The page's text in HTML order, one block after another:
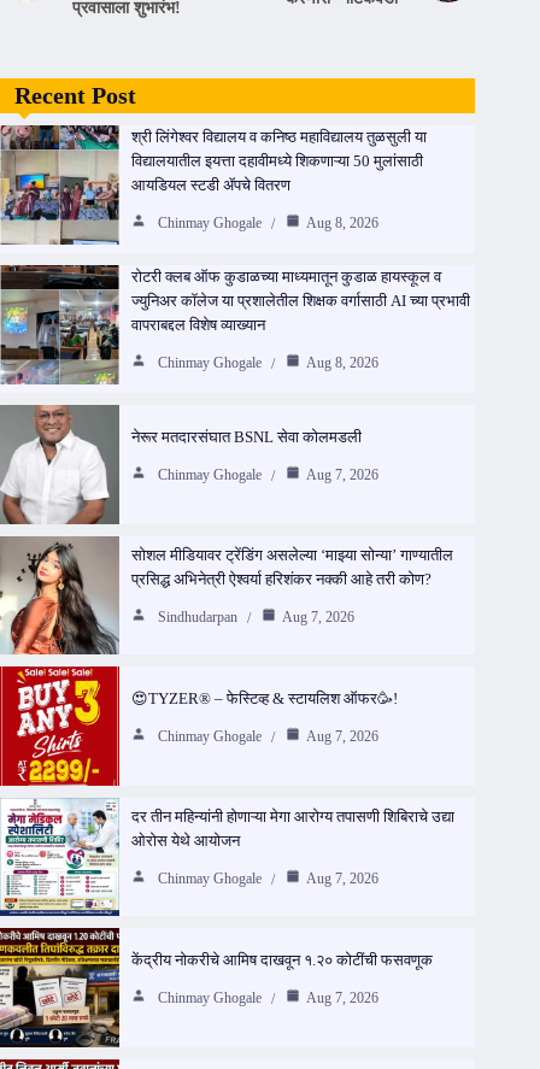
प्रवासाला शुभारंभ!
Recent Post
श्री लिंगेश्वर विद्यालय व कनिष्ठ महाविद्यालय तुळसुली या
विद्यालयातील इयत्ता दहावीमध्ये शिकणाऱ्या 50 मुलांसाठी
आयडियल स्टडी ॲपचे वितरण
Chinmay Ghogale Aug 8, 2026
रोटरी क्लब ऑफ कुडाळच्या माध्यमातून कुडाळ हायस्कूल व
ज्युनिअर कॉलेज या प्रशालेतील शिक्षक वर्गासाठी AI च्या प्रभावी
वापराबद्दल विशेष व्याख्यान
Chinmay Ghogale Aug 8, 2026
नेरूर मतदारसंघात BSNL सेवा कोलमडली
Chinmay Ghogale Aug 7, 2026
सोशल मीडियावर ट्रेंडिंग असलेल्या ‘माझ्या सोन्या’ गाण्यातील
प्रसिद्ध अभिनेत्री ऐश्वर्या हरिशंकर नक्की आहे तरी कोण?
Sindhudarpan Aug 7, 2026
😍TYZER® – फेस्टिव्ह & स्टायलिश ऑफर🥳!
Chinmay Ghogale Aug 7, 2026
दर तीन महिन्यांनी होणाऱ्या मेगा आरोग्य तपासणी शिबिराचे उद्या
ओरोस येथे आयोजन
Chinmay Ghogale Aug 7, 2026
केंद्रीय नोकरीचे आमिष दाखवून १.२० कोटींची फसवणूक
Chinmay Ghogale Aug 7, 2026